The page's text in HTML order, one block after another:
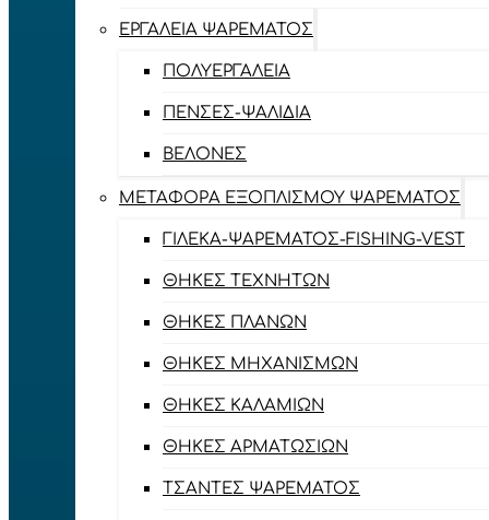
EΡΓΑΛΕΊΑ ΨΑΡΈΜΑΤΟΣ
ΠΟΛΥΕΡΓΑΛΕΊΑ
ΠΈΝΣΕΣ-ΨΑΛΊΔΙΑ
ΒΕΛΌΝΕΣ
ΜΕΤΑΦΟΡΆ ΕΞΟΠΛΙΣΜΟΎ ΨΑΡΈΜΑΤΟΣ
ΓΙΛΈΚΑ-ΨΑΡΈΜΑΤΟΣ-FISHING-VEST
ΘΉΚΕΣ ΤΕΧΝΗΤΏΝ
ΘΉΚΕΣ ΠΛΆΝΩΝ
ΘΉΚΕΣ ΜΗΧΑΝΙΣΜΏΝ
ΘΉΚΕΣ ΚΑΛΑΜΙΏΝ
ΘΉΚΕΣ ΑΡΜΑΤΩΣΙΏΝ
ΤΣΆΝΤΕΣ ΨΑΡΈΜΑΤΟΣ